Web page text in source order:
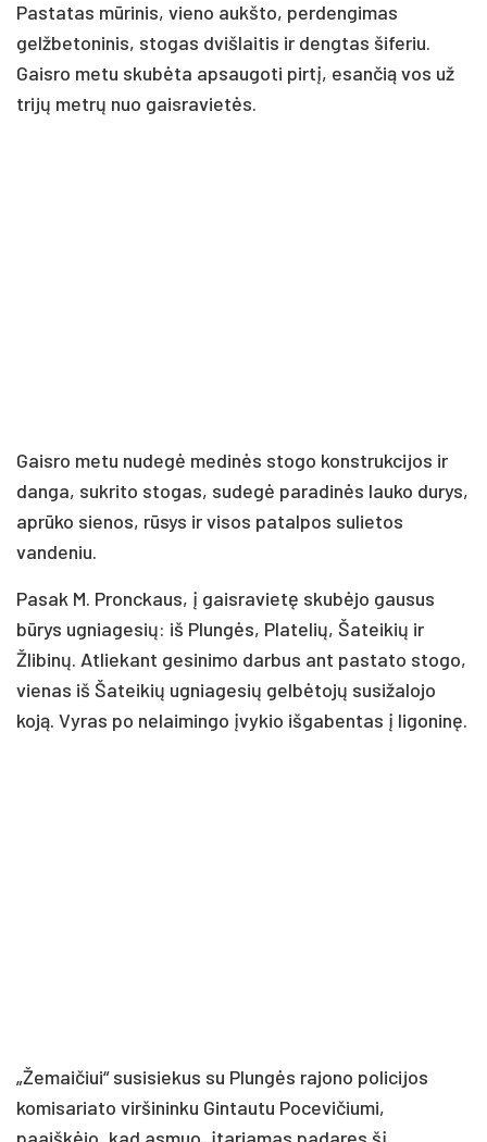
Pastatas mūrinis, vieno aukšto, perdengimas
gelžbetoninis, stogas dvišlaitis ir dengtas šiferiu.
Gaisro metu skubėta apsaugoti pirtį, esančią vos už
trijų metrų nuo gaisravietės.
Gaisro metu nudegė medinės stogo konstrukcijos ir
danga, sukrito stogas, sudegė paradinės lauko durys,
aprūko sienos, rūsys ir visos patalpos sulietos
vandeniu.
Pasak M. Pronckaus, į gaisravietę skubėjo gausus
būrys ugniagesių: iš Plungės, Platelių, Šateikių ir
Žlibinų. Atliekant gesinimo darbus ant pastato stogo,
vienas iš Šateikių ugniagesių gelbėtojų susižalojo
koją. Vyras po nelaimingo įvykio išgabentas į ligoninę.
„Žemaičiui“ susisiekus su Plungės rajono policijos
komisariato viršininku Gintautu Pocevičiumi,